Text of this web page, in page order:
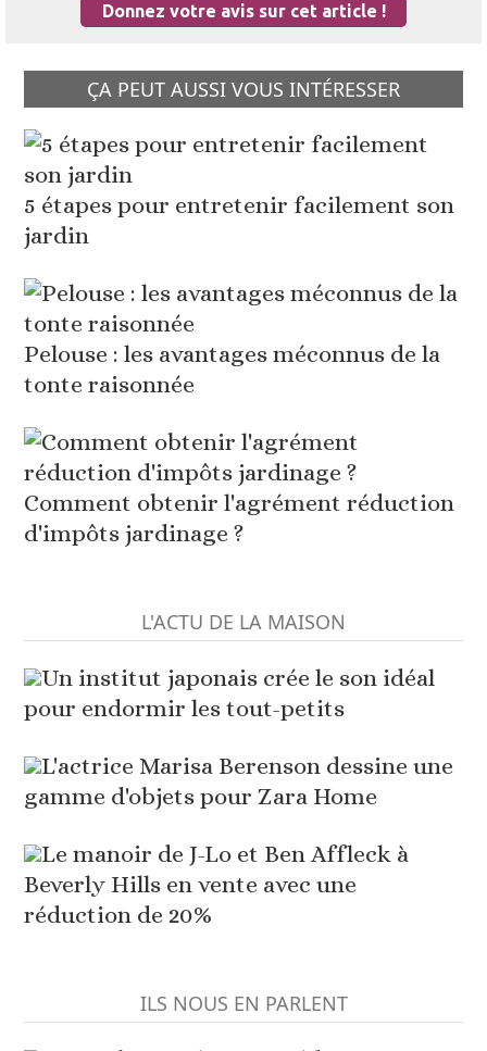
Donnez votre avis sur cet article !
ÇA PEUT AUSSI VOUS INTÉRESSER
5 étapes pour entretenir facilement son
jardin
Pelouse : les avantages méconnus de la
tonte raisonnée
Comment obtenir l'agrément réduction
d'impôts jardinage ?
L'ACTU DE LA MAISON
Un institut japonais crée le son idéal
pour endormir les tout-petits
L'actrice Marisa Berenson dessine une
gamme d'objets pour Zara Home
Le manoir de J-Lo et Ben Affleck à
Beverly Hills en vente avec une
réduction de 20%
ILS NOUS EN PARLENT